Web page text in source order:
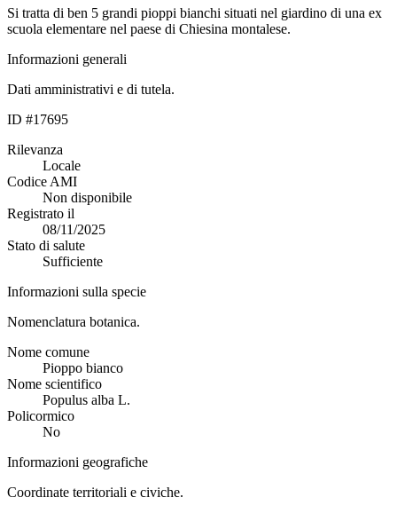
Si tratta di ben 5 grandi pioppi bianchi situati nel giardino di una ex
scuola elementare nel paese di Chiesina montalese.
Informazioni generali
Dati amministrativi e di tutela.
ID #17695
Rilevanza
Locale
Codice AMI
Non disponibile
Registrato il
08/11/2025
Stato di salute
Sufficiente
Informazioni sulla specie
Nomenclatura botanica.
Nome comune
Pioppo bianco
Nome scientifico
Populus alba L.
Policormico
No
Informazioni geografiche
Coordinate territoriali e civiche.